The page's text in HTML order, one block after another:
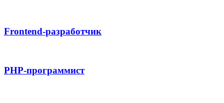
Frontend-разработчик
PHP-программист